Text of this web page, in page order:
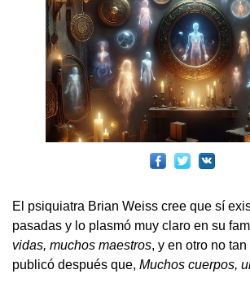
El psiquiatra Brian Weiss cree que sí
pasadas y lo plasmó muy claro en su
vidas, muchos maestros, y en otro no
publicó después que, Muchos cuerpos,